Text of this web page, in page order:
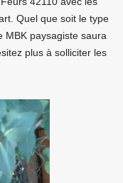
Quel que soit le type
MBK paysagiste saura
plus à solliciter les